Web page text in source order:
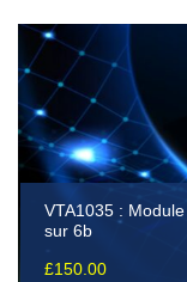
VTA1035 :
sur 6b
£150.00